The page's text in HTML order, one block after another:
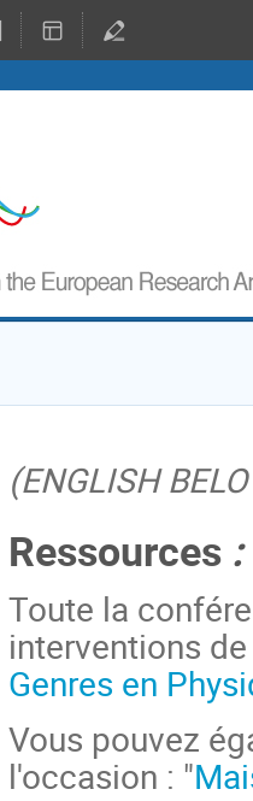
(ENGLISH
Ressources :
Toute la
interventions
Genres en
Vous pouvez
l'occasion : "